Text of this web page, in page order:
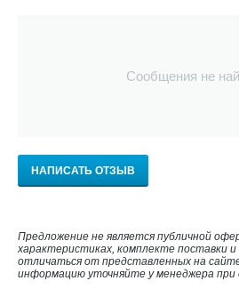
Сообщения не
НАПИСАТЬ ОТЗЫВ
Предложение не является публичной
характеристиках, комплекте поставки
отличаться от представленных на
информацию уточняйте у менеджера при